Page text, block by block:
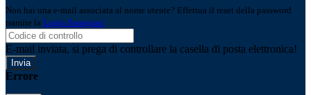
Non hai una e-mail associata al nome utente? Effettua il reset della password
tramite la Login Spaggiari
E-mail inviata, si prega di controllare la casella di posta elettronica!
Errore